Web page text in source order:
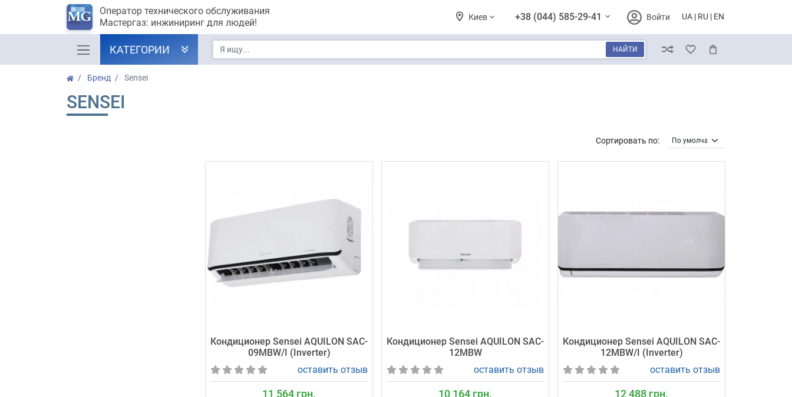
Оператор технического обслуживания
Мастергаз: инжиниринг для людей!
Киев +38 (044) 585-29-41 Войти UA RU EN
КАТЕГОРИИ НАЙТИ СравнениеИзбранноеКорзина
Бренд Sensei
SENSEI
Сортировать по:
Кондиционер Sensei AQUILON SAC-
09MBW/I (Inverter)
оставить отзыв
11 564 грн.
Кондиционер Sensei AQUILON SAC-
12MBW
оставить отзыв
10 164 грн.
Кондиционер Sensei AQUILON SAC-
12MBW/I (Inverter)
оставить отзыв
12 488 грн.